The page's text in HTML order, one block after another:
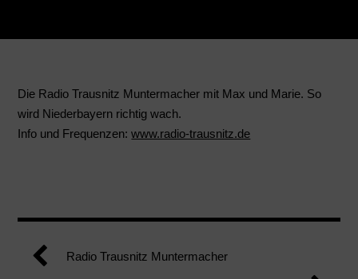
Die Radio Trausnitz Muntermacher mit Max und Marie. So
wird Niederbayern richtig wach.
Info und Frequenzen:www.radio-trausnitz.de
Radio Trausnitz Muntermacher